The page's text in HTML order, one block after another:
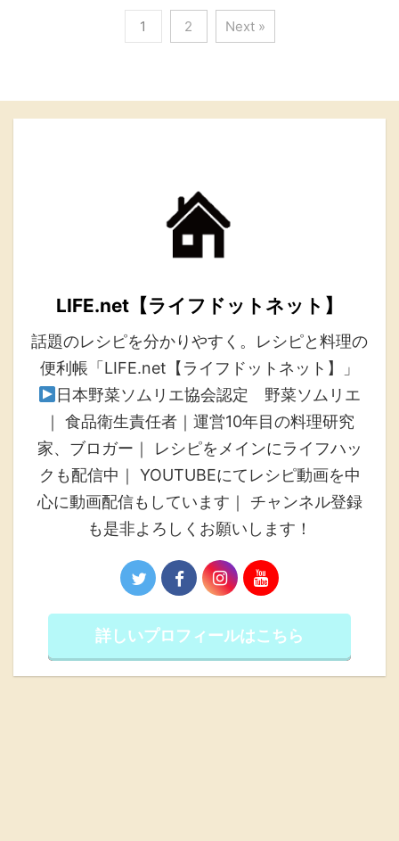
1 2 Next »
LIFE.net【ライフドットネット】
話題のレシピを分かりやすく。レシピと料理の
便利帳「LIFE.net【ライフドットネット】」
日本野菜ソムリエ協会認定 野菜ソムリエ
｜ 食品衛生責任者｜運営10年目の料理研究
家、ブロガー｜ レシピをメインにライフハッ
クも配信中｜ YOUTUBEにてレシピ動画を中
心に動画配信もしています｜ チャンネル登録
も是非よろしくお願いします！
詳しいプロフィールはこちら